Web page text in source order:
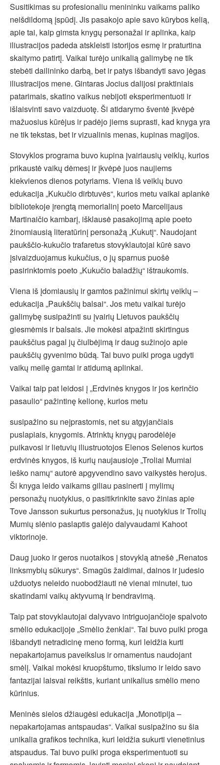
Susitikimas su profesionaliu menininku vaikams paliko
neišdildomą įspūdį. Jis pasakojo apie savo kūrybos kelią,
apie tai, kaip gimsta knygų personažai ir aplinka, kaip
iliustracijos padeda atskleisti istorijos esmę ir praturtina
skaitymo patirtį. Vaikai turėjo unikalią galimybę ne tik
stebėti dailininko darbą, bet ir patys išbandyti savo jėgas
iliustracijos mene. Gintaras Jocius dalijosi praktiniais
patarimais, skatino vaikus nebijoti eksperimentuoti ir
išlaisvinti savo vaizduotę. Ši atidarymo šventė įkvėpė
mažuosius kūrėjus ir padėjo jiems suprasti, kad knyga yra
ne tik tekstas, bet ir vizualinis menas, kupinas magijos.
Stovyklos programa buvo kupina įvairiausių veiklų, kurios
prikaustė vaikų dėmesį ir įkvėpė juos naujiems
kiekvienos dienos potyriams. Viena iš veiklų buvo
edukacija „Kukučio dirbtuvės“, kurios metu vaikai aplankė
bibliotekoje įrengtą memorialinį poeto Marcelijaus
Martinaičio kambarį, išklausė pasakojimą apie poeto
žinomiausią literatūrinį personažą „Kukutį“. Naudojant
paukščio-kukučio trafaretus stovyklautojai kūrė savo
įsivaizduojamus kukučius, o jų sparnus puošė
pasirinktomis poeto „Kukučio baladžių“ ištraukomis.
Viena iš įdomiausių ir gamtos pažinimui skirtų veiklų –
edukacija „Paukščių balsai“. Jos metu vaikai turėjo
galimybę susipažinti su įvairių Lietuvos paukščių
giesmėmis ir balsais. Jie mokėsi atpažinti skirtingus
paukščius pagal jų čiulbėjimą ir daug sužinojo apie
paukščių gyvenimo būdą. Tai buvo puiki proga ugdyti
vaikų meilę gamtai ir atidumą aplinkai.
Vaikai taip pat leidosi į „Erdvinės knygos ir jos kerinčio
pasaulio“ pažintinę kelionę, kurios metu
susipažino su neįprastomis, net su atgyjančiais
puslapiais, knygomis. Atrinktų knygų parodėlėje
puikavosi ir lietuvių iliustruotojos Elenos Selenos kurtos
erdvinės knygos, iš kurių naujausioje „Troliai Mumiai
ieško namų“ autorė apgyvendino savo vaikystės herojus.
Ši knyga leido vaikams giliau pasinerti į mylimų
personažų nuotykius, o pasitikrinkite savo žinias apie
Tove Jansson sukurtus personažus, jų nuotykius ir Trolių
Mumių slėnio paslaptis galėjo dalyvaudami Kahoot
viktorinoje.
Daug juoko ir geros nuotaikos į stovyklą atnešė „Renatos
linksmybių sūkurys“. Smagūs žaidimai, dainos ir judesio
užduotys neleido nuobodžiauti nė vienai minutei, tuo
skatindami vaikų aktyvumą ir bendravimą.
Taip pat stovyklautojai dalyvavo intriguojančioje spalvoto
smėlio edukacijoje „Smėlio ženklai“. Tai buvo puiki proga
išbandyti netradicinę meno formą, kuri leidžia kurti
nepakartojamus paveikslus ir ornamentus naudojant
smėlį. Vaikai mokėsi kruopštumo, tikslumo ir leido savo
fantazijai laisvai reikštis, kuriant unikalius smėlio meno
kūrinius.
Meninės sielos džiaugėsi edukacija „Monotipija –
nepakartojamas antspaudas“. Vaikai susipažino su šia
unikalia grafikos technika, kuri leidžia sukurti vienetinius
atspaudus. Tai buvo puiki proga eksperimentuoti su